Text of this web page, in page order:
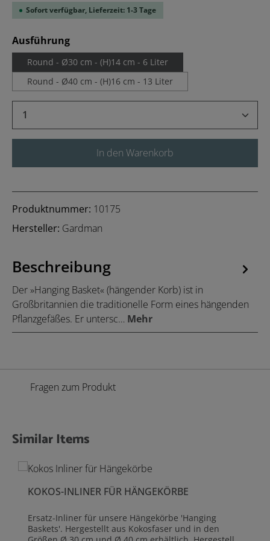
Sofort verfügbar, Lieferzeit: 1-3 Tage
Ausführungauswählen
Round - Ø30 cm - (H)14 cm - 6 Liter
Round - Ø40 cm - (H)16 cm - 13 Liter
Produkt Anzahl: Gib den gewünschten
In den Warenkorb
Produktnummer: 10175
Hersteller: Gardman
Beschreibung
Der »Hanging Basket« (hängender Korb) ist in
Großbritannien die traditionelle Form eines hängenden
Pflanzgefäßes. Er untersc… Mehr
Fragen zum Produkt
Produktgalerie überspringen
Similar Items
KOKOS-INLINER FÜR HÄNGEKÖRBE
Ersatz-Inliner für unsere Hängekörbe 'Hanging
Baskets'. Hergestellt aus Kokosfaser und in den